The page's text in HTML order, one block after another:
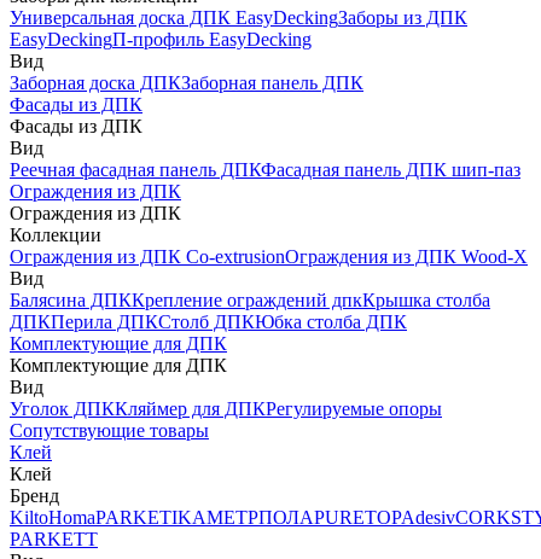
Универсальная доска ДПК EasyDeckingЗаборы из ДПК
EasyDeckingП-профиль EasyDecking
Вид
Заборная доска ДПКЗаборная панель ДПК
Фасады из ДПК
Фасады из ДПК
Вид
Реечная фасадная панель ДПКФасадная панель ДПК шип-паз
Ограждения из ДПК
Ограждения из ДПК
Коллекции
Ограждения из ДПК Co-extrusionОграждения из ДПК Wood-X
Вид
Балясина ДПККрепление ограждений дпкКрышка столба
ДПКПерила ДПКСтолб ДПКЮбка столба ДПК
Комплектующие для ДПК
Комплектующие для ДПК
Вид
Уголок ДПККляймер для ДПКРегулируемые опоры
Сопутствующие товары
Клей
Клей
Бренд
KiltoHomaPARKETIKAМЕТРПОЛАPURETOPAdesiv
PARKETT